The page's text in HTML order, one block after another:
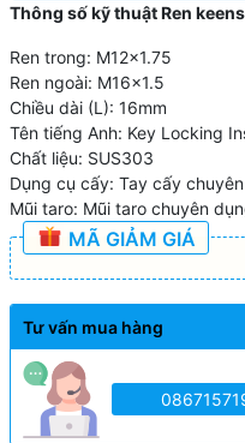
Thông số kỹ thuật Ren
Ren trong: M12x1.75
Ren ngoài: M16x1.5
Chiều dài (L): 16mm
Tên tiếng Anh: Key Locking
Chất liệu: SUS303
Dụng cụ cấy: Tay cấy
Mũi taro: Mũi taro chuyên
MÃ GIẢM GIÁ
Tư vấn mua hàng